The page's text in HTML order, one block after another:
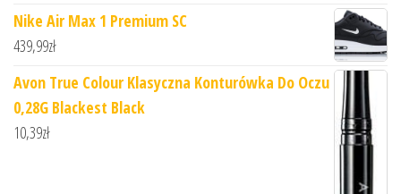
Nike Air Max 1 Premium SC
439,99zł
Avon True Colour Klasyczna Konturówka Do Oczu
0,28G Blackest Black
10,39zł